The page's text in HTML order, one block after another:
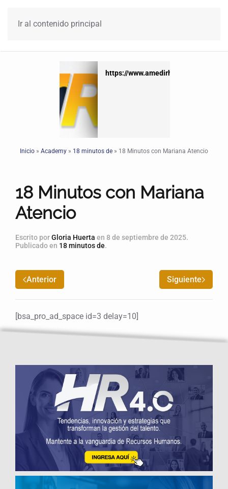
Ir al contenido principal
https://www.amedirh.com.mx
Inicio » Academy » 18 minutos de » 18 Minutos con Mariana Atencio
18 Minutos con Mariana
Atencio
Escrito porGloria Huerta en 8 de septiembre de 2025.
Publicado en 18 minutos de.
Anterior Siguiente
[bsa_pro_ad_space id=3 delay=10]